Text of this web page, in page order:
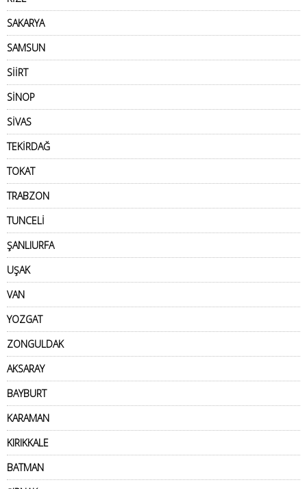
SAKARYA
SAMSUN
SİİRT
SİNOP
SİVAS
TEKİRDAĞ
TOKAT
TRABZON
TUNCELİ
ŞANLIURFA
UŞAK
VAN
YOZGAT
ZONGULDAK
AKSARAY
BAYBURT
KARAMAN
KIRIKKALE
BATMAN